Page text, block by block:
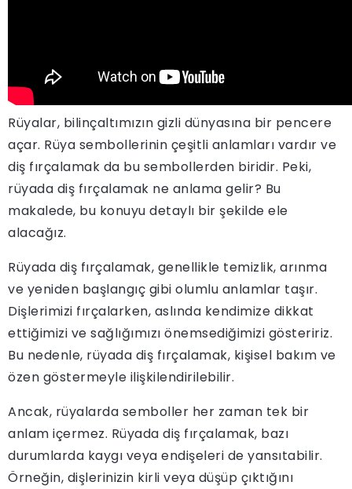
Rüyalar, bilinçaltımızın gizli dünyasına bir pencere
açar. Rüya sembollerinin çeşitli anlamları vardır ve
diş fırçalamak da bu sembollerden biridir. Peki,
rüyada diş fırçalamak ne anlama gelir? Bu
makalede, bu konuyu detaylı bir şekilde ele
alacağız.
Rüyada diş fırçalamak, genellikle temizlik, arınma
ve yeniden başlangıç gibi olumlu anlamlar taşır.
Dişlerimizi fırçalarken, aslında kendimize dikkat
ettiğimizi ve sağlığımızı önemsediğimizi gösteririz.
Bu nedenle, rüyada diş fırçalamak, kişisel bakım ve
özen göstermeyle ilişkilendirilebilir.
Ancak, rüyalarda semboller her zaman tek bir
anlam içermez. Rüyada diş fırçalamak, bazı
durumlarda kaygı veya endişeleri de yansıtabilir.
Örneğin, dişlerinizin kirli veya düşüp çıktığını